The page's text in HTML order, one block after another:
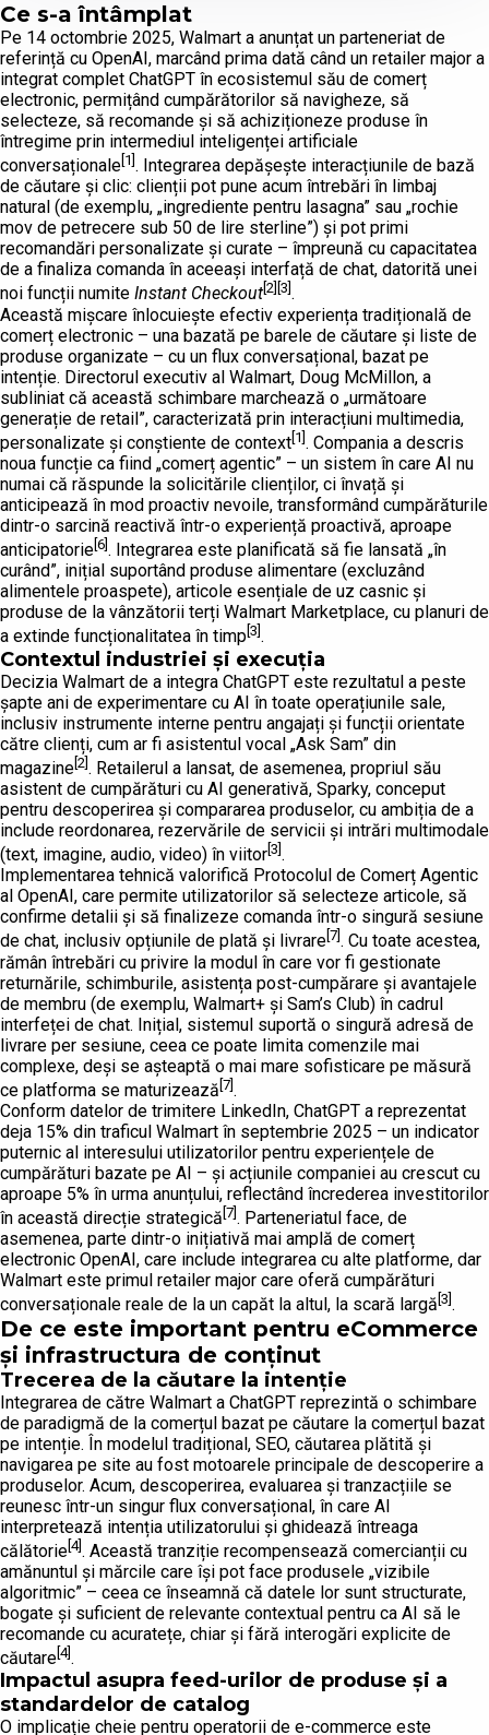
Ce s-a întâmplat
Pe 14 octombrie 2025, Walmart a anunțat un parteneriat de
referință cu OpenAI, marcând prima dată când un retailer major a
integrat complet ChatGPT în ecosistemul său de comerț
electronic, permițând cumpărătorilor să navigheze, să
selecteze, să recomande și să achiziționeze produse în
întregime prin intermediul inteligenței artificiale
conversaționale [1] . Integrarea depășește interacțiunile de bază
de căutare și clic: clienții pot pune acum întrebări în limbaj
natural (de exemplu, „ingrediente pentru lasagna” sau „rochie
mov de petrecere sub 50 de lire sterline”) și pot primi
recomandări personalizate și curate – împreună cu capacitatea
de a finaliza comanda în aceeași interfață de chat, datorită unei
noi funcții numite Instant Checkout [2][3] .
Această mișcare înlocuiește efectiv experiența tradițională de
comerț electronic – una bazată pe barele de căutare și liste de
produse organizate – cu un flux conversațional, bazat pe
intenție. Directorul executiv al Walmart, Doug McMillon, a
subliniat că această schimbare marchează o „următoare
generație de retail”, caracterizată prin interacțiuni multimedia,
personalizate și conștiente de context [1] . Compania a descris
noua funcție ca fiind „comerț agentic” – un sistem în care AI nu
numai că răspunde la solicitările clienților, ci învață și
anticipează în mod proactiv nevoile, transformând cumpărăturile
dintr-o sarcină reactivă într-o experiență proactivă, aproape
anticipatorie [6] . Integrarea este planificată să fie lansată „în
curând”, inițial suportând produse alimentare (excluzând
alimentele proaspete), articole esențiale de uz casnic și
produse de la vânzătorii terți Walmart Marketplace, cu planuri de
a extinde funcționalitatea în timp [3] .
Contextul industriei și execuția
Decizia Walmart de a integra ChatGPT este rezultatul a peste
șapte ani de experimentare cu AI în toate operațiunile sale,
inclusiv instrumente interne pentru angajați și funcții orientate
către clienți, cum ar fi asistentul vocal „Ask Sam” din
magazine [2] . Retailerul a lansat, de asemenea, propriul său
asistent de cumpărături cu AI generativă, Sparky, conceput
pentru descoperirea și compararea produselor, cu ambiția de a
include reordonarea, rezervările de servicii și intrări multimodale
(text, imagine, audio, video) în viitor [3] .
Implementarea tehnică valorifică Protocolul de Comerț Agentic
al OpenAI, care permite utilizatorilor să selecteze articole, să
confirme detalii și să finalizeze comanda într-o singură sesiune
de chat, inclusiv opțiunile de plată și livrare [7] . Cu toate acestea,
rămân întrebări cu privire la modul în care vor fi gestionate
returnările, schimburile, asistența post-cumpărare și avantajele
de membru (de exemplu, Walmart+ și Sam’s Club) în cadrul
interfeței de chat. Inițial, sistemul suportă o singură adresă de
livrare per sesiune, ceea ce poate limita comenzile mai
complexe, deși se așteaptă o mai mare sofisticare pe măsură
ce platforma se maturizează [7] .
Conform datelor de trimitere LinkedIn, ChatGPT a reprezentat
deja 15% din traficul Walmart în septembrie 2025 – un indicator
puternic al interesului utilizatorilor pentru experiențele de
cumpărături bazate pe AI – și acțiunile companiei au crescut cu
aproape 5% în urma anunțului, reflectând încrederea investitorilor
în această direcție strategică [7] . Parteneriatul face, de
asemenea, parte dintr-o inițiativă mai amplă de comerț
electronic OpenAI, care include integrarea cu alte platforme, dar
Walmart este primul retailer major care oferă cumpărături
conversaționale reale de la un capăt la altul, la scară largă [3] .
De ce este important pentru eCommerce
și infrastructura de conținut
Trecerea de la căutare la intenție
Integrarea de către Walmart a ChatGPT reprezintă o schimbare
de paradigmă de la comerțul bazat pe căutare la comerțul bazat
pe intenție. În modelul tradițional, SEO, căutarea plătită și
navigarea pe site au fost motoarele principale de descoperire a
produselor. Acum, descoperirea, evaluarea și tranzacțiile se
reunesc într-un singur flux conversațional, în care AI
interpretează intenția utilizatorului și ghidează întreaga
călătorie [4]. Această tranziție recompensează comercianții cu
amănuntul și mărcile care își pot face produsele „vizibile
algoritmic” – ceea ce înseamnă că datele lor sunt structurate,
bogate și suficient de relevante contextual pentru ca AI să le
recomande cu acuratețe, chiar și fără interogări explicite de
căutare [4].
Impactul asupra feed-urilor de produse și a
standardelor de catalog
O implicație cheie pentru operatorii de e-commerce este